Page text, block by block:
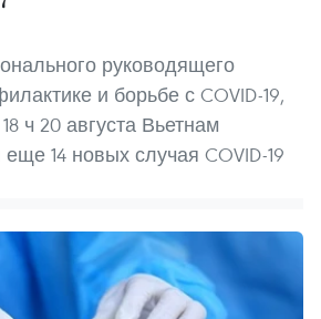
руководящего
и борьбе с COVID-19,
ч 20 августа Вьетнам
14 новых случая COVID-19